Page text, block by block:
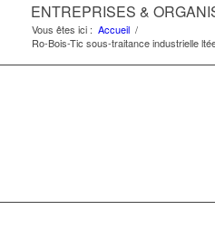
ENTREPRISES &
Vous êtes ici : Accueil /
Ro-Bois-Tic sous-traitance industrielle